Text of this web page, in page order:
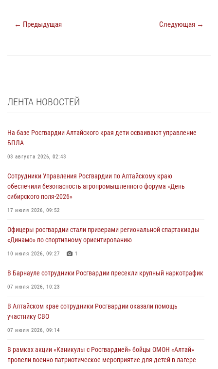
← Предыдущая Следующая →
ЛЕНТА НОВОСТЕЙ
На базе Росгвардии Алтайского края дети осваивают управление
БПЛА
03 августа 2026, 02:43
Сотрудники Управления Росгвардии по Алтайскому краю
обеспечили безопасность агропромышленного форума «День
сибирского поля-2026»
17 июля 2026, 09:52
Офицеры росгвардии стали призерами региональной спартакиады
«Динамо» по спортивному ориентированию
10 июля 2026, 09:27 1
В Барнауле сотрудники Росгвардии пресекли крупный наркотрафик
07 июля 2026, 10:23
В Алтайском крае сотрудники Росгвардии оказали помощь
участнику СВО
07 июля 2026, 09:14
В рамках акции «Каникулы с Росгвардией» бойцы ОМОН «Алтай»
провели военно-патриотическое мероприятие для детей в лагере